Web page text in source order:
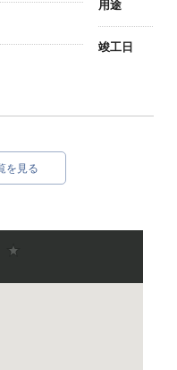
用途
竣工日
を見る